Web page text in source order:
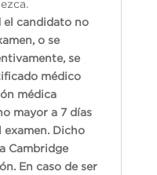
el candidato no
o se
se
médico
médica
mayor a 7 días
examen. Dicho
Cambridge
En caso de ser